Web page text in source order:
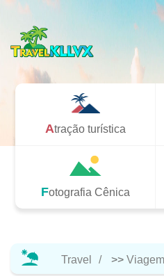
Atração turística
Fotografia Cênica
Travel >>